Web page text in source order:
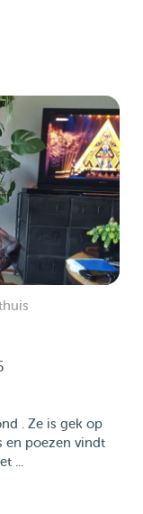
. Ze is gek op
en poezen vindt
...